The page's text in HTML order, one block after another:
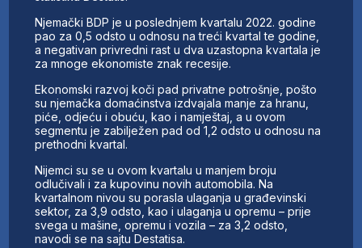
Njemački BDP je u poslednjem kvartalu 2022. godine
pao za 0,5 odsto u odnosu na treći kvartal te godine,
a negativan privredni rast u dva uzastopna kvartala je
za mnoge ekonomiste znak recesije.
Ekonomski razvoj koči pad privatne potrošnje, pošto
su njemačka domaćinstva izdvajala manje za hranu,
piće, odjeću i obuću, kao i namještaj, a u ovom
segmentu je zabilježen pad od 1,2 odsto u odnosu na
prethodni kvartal.
Nijemci su se u ovom kvartalu u manjem broju
odlučivali i za kupovinu novih automobila. Na
kvartalnom nivou su porasla ulaganja u građevinski
sektor, za 3,9 odsto, kao i ulaganja u opremu – prije
svega u mašine, opremu i vozila – za 3,2 odsto,
navodi se na sajtu Destatisa.